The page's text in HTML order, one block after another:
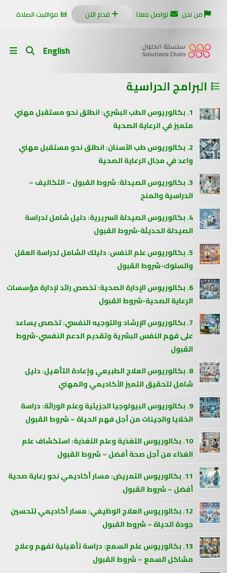
من نحن تواصل معنا قدم الآن مواقيت الصلاة
English
البرامج الدراسية
1. بكالوريوس الطب البشري: انطلق نحو مستقبل مهني
متميز في الرعاية الصحية
2. بكالوريوس طب الأسنان: انطلق نحو مستقبل مهني
واعد في مجال الرعاية الصحية
3. بكالوريوس الصيدلة: شروط القبول – التكاليف –
الدراسية والمنح
4. بكالوريوس الصيدلة السريرية: دليل شامل لدراسة
الصيدلة الحديثة-شروط القبول
5. بكالوريوس علم النفس: دليلك الشامل لدراسة العقل
والسلوك-شروط القبول
6. بكالوريوس الإدارة الصحية: تخصص رائد لإدارة مؤسسات
الرعاية الصحية-شروط القبول
7. بكالوريوس الإرشاد والتوجيه النفسي: تخصص يساعد
على فهم النفس البشرية وتقديم الدعم النفسي-شروط
القبول
8. بكالوريوس العلاج الطبيعي وإعادة التأهيل: دليل
شامل لتحقيق التميز الأكاديمي والمهني
9. بكالوريوس البيولوجيا الجزيئية وعلم الوراثة: دراسة
الخلايا والجينات من أجل فهم الحياة – شروط القبول
10. بكالوريوس التغذية وعلم التغذية: استكشاف علم
الغذاء من أجل صحة أفضل – شروط القبول
11. بكالوريوس التمريض: مسار أكاديمي نحو رعاية صحية
أفضل – شروط القبول
12. بكالوريوس العلاج الوظيفي: مسار أكاديمي لتحسين
جودة الحياة – شروط القبول
13. بكالوريوس علم السمع: دراسة تأهيلية لفهم وعلاج
مشاكل السمع – شروط القبول